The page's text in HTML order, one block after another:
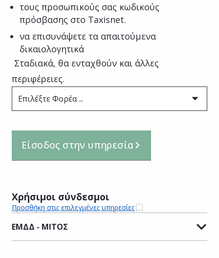
τους προσωπικούς σας κωδικούς
πρόσβασης στο Taxisnet.
να επισυνάψετε τα απαιτούμενα
δικαιολογητικά
Σταδιακά, θα ενταχθούν και άλλες
περιφέρειες.
Επιλέξτε Φορέα ...
Είσοδος στην υπηρεσία
Χρήσιμοι σύνδεσμοι
Προσθήκη στις επιλεγμένες υπηρεσίες
ΕΜΔΔ - ΜΙΤΟΣ